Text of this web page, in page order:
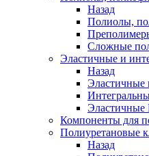
Назад
Полиолы,
Сложные
Эластичные и
Назад
Эластичные
Компоненты для
Полиуретановые
Назад